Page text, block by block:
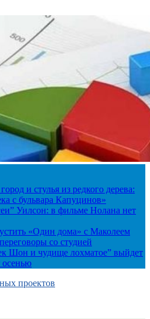
и стулья из редкого дерева:
с бульвара Капуцинов»
Уилсон: в фильме Нолана нет
«Один дома» с Маколеем
со студией
Шон и чудище лохматое” выйдет
осенью
проектов